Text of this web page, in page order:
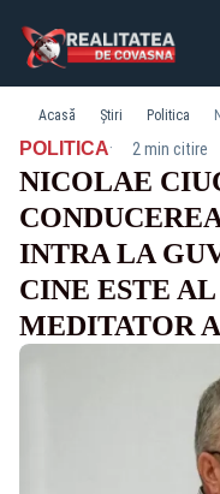
Acasă Știri Politica
POLITICA· 2 min citire
NICOLAE
INTRA LA
CINE ESTE
MEDITATOR